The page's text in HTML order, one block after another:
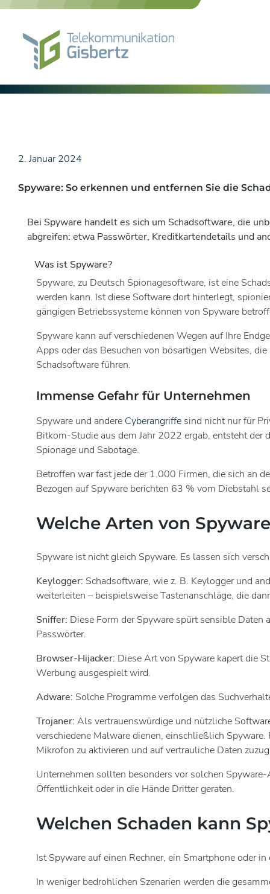
Skip
2. Januar 2024
Spyware: So erkennen und entfernen Sie die
Bei Spyware handelt es sich um Schadsoftware, die
abgreifen: etwa Passwörter, Kreditkartendetails und
Was ist Spyware?
Spyware, zu Deutsch Spionagesoftware, ist eine
werden kann. Ist diese Software dort hinterlegt,
gängigen Betriebssysteme können von Spyware
Spyware kann auf verschiedenen Wegen auf Ihre
Apps oder das Besuchen von bösartigen Websites,
Schadsoftware führen.
Immense Gefahr für Unternehmen
Spyware und andere Cyberangriffe sind nicht nur für
Bitkom-Studie aus dem Jahr 2022 ergab, entsteht
Spionage und Sabotage.
Betroffen war fast jede der 1.000 Firmen, die sich an
Bezogen auf Spyware berichten 63 % vom Diebstahl
Welche Arten von
Spyware ist nicht gleich Spyware. Es lassen sich
Keylogger: Schadsoftware, wie z. B. Keylogger und
weiterleiten – beispielsweise Tastenanschläge, die
Sniffer: Diese Form der Spyware spürt sensible
Passwörter.
Browser-Hijacker: Diese Art von Spyware kapert die
Werbung ausgespielt wird.
Adware: Solche Programme verfolgen das
Trojaner: Als vertrauenswürdige und nützliche
verschiedene Malware dienen, einschließlich
Mikrofon zu aktivieren und auf vertrauliche Daten
Unternehmen sollten besonders vor solchen
Öffentlichkeit oder in die Hände Dritter geraten.
Welchen Schaden kann
Ist Spyware auf einen Rechner, ein Smartphone oder
In weniger bedrohlichen Szenarien werden die